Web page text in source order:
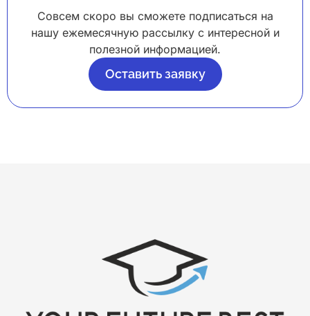
Совсем скоро вы сможете подписаться на
нашу ежемесячную рассылку с интересной и
полезной информацией.
Оставить заявку